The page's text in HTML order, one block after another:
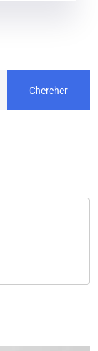
Chercher